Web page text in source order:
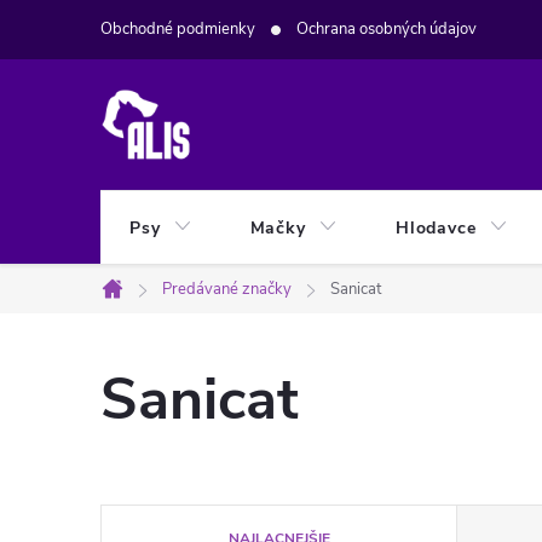
Obchodné podmienky Ochrana osobných údajov
Psy Mačky Hlodavce
Domov
Predávané značky Sanicat
Sanicat